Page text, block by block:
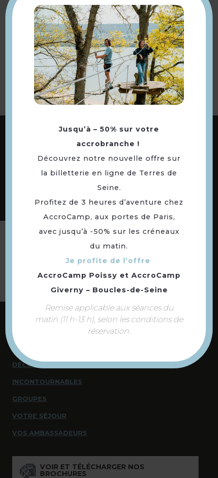
Retourner
à la sélection
ABONNEZ-VOUS À NOTRE NEWSLETTER
DÉCOUVREZ LES
73 COMMUNES
DE NOTRE TERRITOIRE
Suivez-nous
NOUS CONTACTER
DÉCOUVRIR
INCONTOURNABLES
GROUPES
VOTRE SÉJOUR
VOS AMBASSADEURS
VOIR ET TÉLÉCHARGER NOS
BROCHURES
Jusqu’à – 50% sur votre
accrobranche !
Découvrez notre nouvelle offre sur
la billetterie en ligne de Terres de
Seine.
Profitez de 3 heures d’aventure chez
AccroCamp, aux portes de Paris,
avec jusqu’à -50% sur les créneaux
du matin.
Je profite de l’offre
AccroCamp Poissy et AccroCamp
Giverny – Boucles-de-Seine
Remise applicable aux séances du
matin (11 h-13 h), selon les conditions de
réservation.